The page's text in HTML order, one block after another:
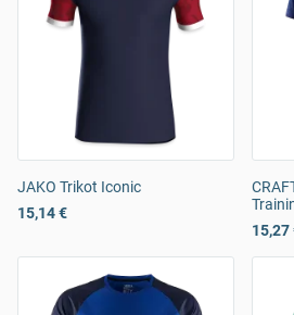
JAKO Trikot Iconic
15,14 €
15,27